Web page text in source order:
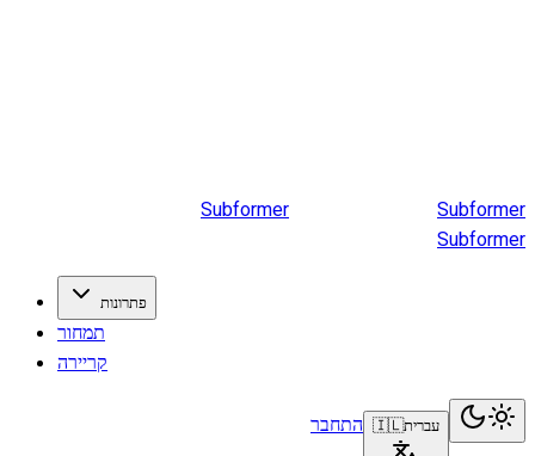
Subformer Subformer
Subformer
פתרונות
תמחור
קריירה
עברית🇮🇱 התחבר